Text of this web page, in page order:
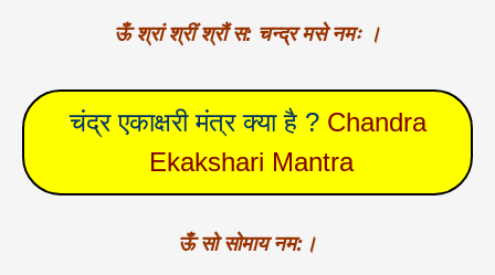
ऊँ श्रां श्रीं श्रौं स: चन्द्र मसे नमः ।
चंद्र एकाक्षरी मंत्र क्या है ? Chandra
Ekakshari Mantra
ऊँ सो सोमाय नम:।